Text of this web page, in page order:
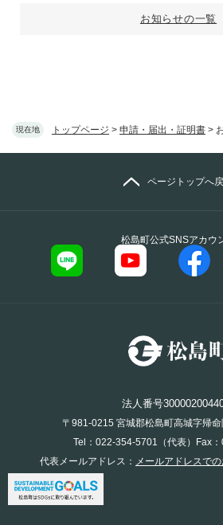
現在地 トップページ > 申請・届出・証明書 >
お知らせの一覧
松島町公式SNSアカウ
ページトップへ
法人番号
〒981-0215 宮城郡松島町高城字帰
Tel：022-354-5701（代表）Fax
代表メールアドレス： メールアドレスで